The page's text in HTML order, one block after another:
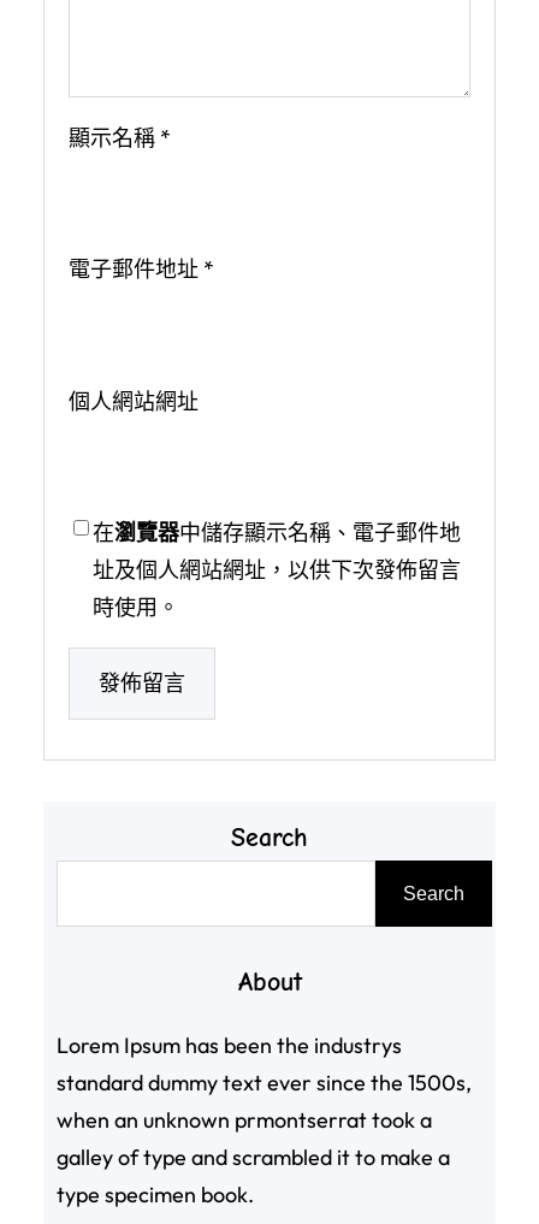
顯示名稱 *
電子郵件地址 *
個人網站網址
在瀏覽器中儲存顯示名稱、電子郵件地
址及個人網站網址，以供下次發佈留言
時使用。
Search
Search
About
Lorem Ipsum has been the industrys
standard dummy text ever since the 1500s,
when an unknown prmontserrat took a
galley of type and scrambled it to make a
type specimen book.